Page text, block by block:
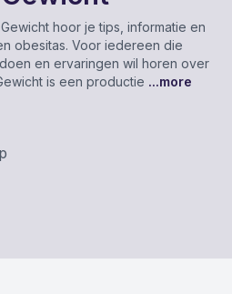
hoor je tips, informatie en
obesitas. Voor iedereen die
en ervaringen wil horen over
is een productie ...more